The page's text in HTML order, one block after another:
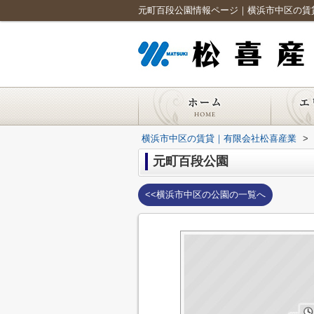
元町百段公園情報ページ｜横浜市中区の
横浜市中区の賃貸｜有限会社松喜産業 >
元町百段公園
<<横浜市中区の公園の一覧へ